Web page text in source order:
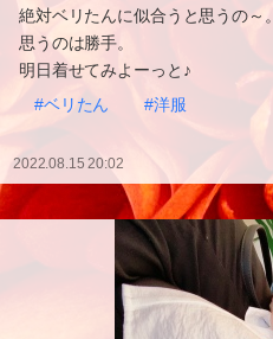
絶対ベリたんに似合うと思うの～。
思うのは勝手。
明日着せてみよーっと♪
#ベリたん
#洋服
2022.08.15 20:02